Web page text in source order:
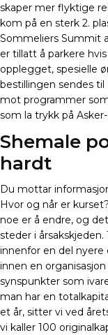
skaper mer flyktige
kom på en sterk 2.
Sommeliers Summit
er tillatt å parkere
opplegget, spesielle
bestillingen sendes
mot programmer
som la trykk på
Shemale
hardt
Du mottar
Hvor og når er
noe er å endre, og
steder i
innenfor en del nyere
innen en
synspunkter som
man har en
et år, sitter vi ved
vi kaller 100